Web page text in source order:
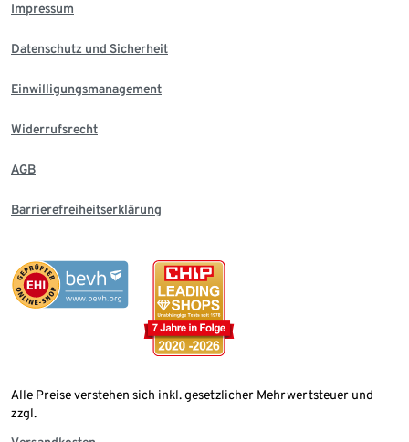
Impressum
Datenschutz und Sicherheit
Einwilligungsmanagement
Widerrufsrecht
AGB
Barrierefreiheitserklärung
Alle Preise verstehen sich inkl. gesetzlicher Mehrwertsteuer und
zzgl.